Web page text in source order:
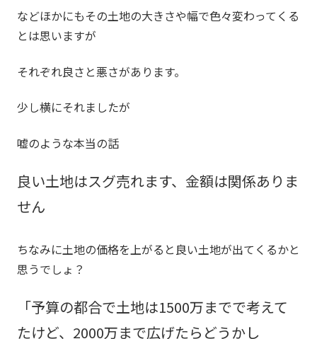
などほかにもその土地の大きさや幅で色々変わってくる
とは思いますが
それぞれ良さと悪さがあります。
少し横にそれましたが
嘘のような本当の話
良い土地はスグ売れます、金額は関係ありま
せん
ちなみに土地の価格を上がると良い土地が出てくるかと
思うでしょ？
「予算の都合で土地は1500万までで考えて
たけど、2000万まで広げたらどうかし